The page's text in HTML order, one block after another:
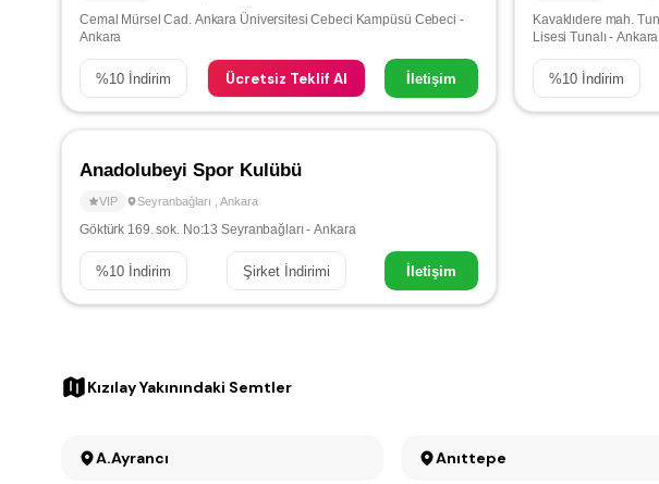
Cemal Mürsel Cad. Ankara Üniversitesi Cebeci Kampüsü Cebeci -
Ankara
%10 İndirim Ücretsiz Teklif Al İletişim
Kavaklıdere mah.
Lisesi Tunalı - Ankara
%10 İndirim
Anadolubeyi Spor Kulübü
VIP Seyranbağları Ankara
Göktürk 169. sok. No:13 Seyranbağları - Ankara
%10 İndirim Şirket İndirimi İletişim
Kızılay Yakınındaki Semtler
A.Ayrancı Anıttepe